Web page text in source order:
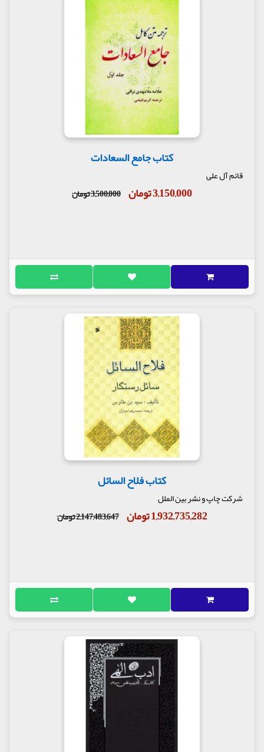
کتاب جامع السعادات
قائم آل علی
3,150,000 تومان 3,500,000 تومان
کتاب فلاح السائل
شرکت چاپ و نشر بین الملل
1,932,735,282 تومان 2,147,483,647 تومان